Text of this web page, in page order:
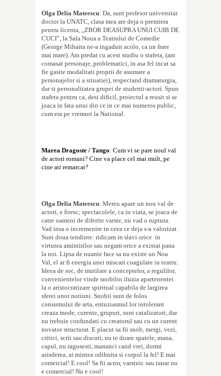
Olga Delia Mateescu: Da, sunt profesor universitar
doctor la UNATC, clasa mea are deja o premiera
pentru licenta, ,,ZBOR DEASUPRA UNUI CUIB DE
CUCI”, la Sala Noua a Teatrului de Comedie
(George Mihaita ne-a ingaduit acolo, ca un frate
mai mare). Am predat cu acest studiu o stafeta, (am
comasat personaje, problematici, in asa fel incat sa
fie gasite modalitati proprii de asumare a
personajelorsi a situatiei), respectand dramaturgia,
darsi personalitatea grupei de studenti-actori. Spun
stafeta pentru ca, desi dificil, proiectul a reusit si se
joaca in fata unui din ce in ce mai numeros public,
cum era pe vremuri la National.
Marea Dragoste / Tango: Cum vi se pare noul val
de actori romani? Cine va place cel mai mult, pe
cine ati remarcat?
Olga Delia Mateescu: Mereu apare un nou val de
actori, e firesc; spectacolele, ca in viata, se joaca de
catre oameni de diferite varste, nu vad o ruptura.
Vad insa o incremenire in ceea ce deja s-a valorizat .
Sunt doua tendinte: ridicam in slavi orice in
virtutea amintirilor sau negam orice a existat pana
la noi. Lipsa de nuante face sa nu existe un Nou
Val, el ar fi energia unei miscari coagulate in teatru.
Ideea de soc, de mutilare a conceptelor, a regulilor,
convenientelor vinde snobilor iluzia apartenentei
la o aristocratizare spiritual capabila de largirea
sferei unor notiuni. Snobii sunt de folos
consumului de arta, entuziasmul lor intolerant
creaza mode, curente, grupuri, sunt catalizatori, dar
nu trebuie confundati cu creatorul sau cu un curent
novator structurat. E placut sa fii snob, mergi, vezi,
critici, scrii sau discuti, nu te doare spatele, mana,
capul, nu ragusesti, mananci cand vrei, dormi
asisderea, ai mintea odihnita si corpul la fel! E mai
comercial! E cool! Sa fii actor, varstnic sau tanar nu
e comercial! Nu e cool!